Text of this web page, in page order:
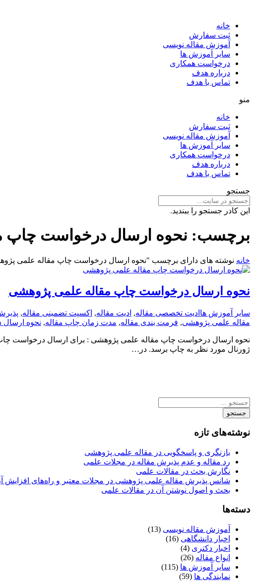
خانه
ثبت سفارش
آموزش مقاله نویسی
سایر آموزش ها
درخواست همکاری
درباره هدف
تماس با هدف
منو
خانه
ثبت سفارش
آموزش مقاله نویسی
سایر آموزش ها
درخواست همکاری
درباره هدف
تماس با هدف
جستجو
این کادر جستجو را ببندید.
برچسب: نحوه ارسال درخواست چاپ
خانه نوشته های دارای برچسب "نحوه ارسال درخواست چاپ مقاله علمی
نحوه ارسال درخواست چاپ مقاله علمی پژوهشی
سایر آموزش ها ادیت تخصصی مقاله, ادیت مقاله, اکسپت تضمینی مقاله,
مقاله علمی پژوهشی, فرمت­ بندی مقاله, مدت زمان چاپ مقاله, نحوه
نحوه ارسال درخواست چاپ مقاله علمی پژوهشی : برای ارسال درخواست
ژورنال مورد نظر به چاپ برسد. در…
جستجو
نوشته‌های تازه
بازنگری و پاسخگویی در مقاله علمی پژوهشی
رد مقاله و عدم پذیرش مقاله در مجلات علمی
نگارش بحث در مقالات علمی
شانس پذیرش مقاله علمی پژوهشی در مجلات معتبر و راه‌های افزایش
بحث و اصول نوشتن آن در مقالات علمی
دسته‌ها
آموزش مقاله نویسی (13)
اخبار دانشگاهی (16)
اخبار دکتری (4)
انواع مقاله (26)
سایر آموزش ها (115)
نمایندگی ها (59)